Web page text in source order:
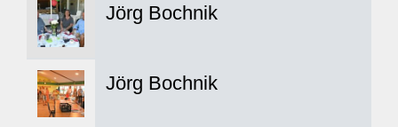
Jörg Bochnik
Jörg Bochnik